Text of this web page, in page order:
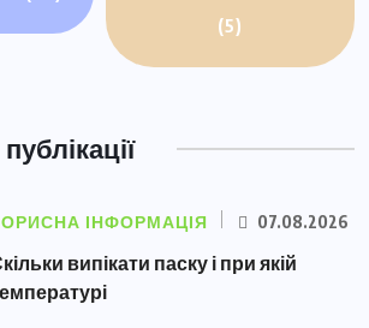
(5)
ІНФОРМАЦІЯ 07.08.2026
випікати паску і при якій